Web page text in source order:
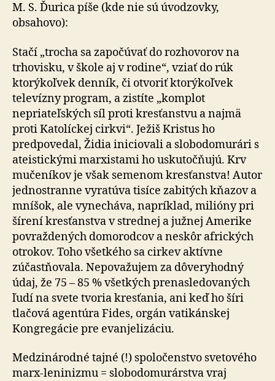
M. S. Ďurica píše (kde nie sú úvodzovky,
obsahovo):
Stačí „trocha sa započúvať do rozhovorov na
trhovisku, v škole aj v rodine“, vziať do rúk
ktorýkoľvek denník, či otvoriť ktorýkoľvek
televízny program, a zistíte „komplot
nepriateľských síl proti kresťanstvu a najmä
proti Katolíckej cirkvi“. Ježiš Kristus ho
predpovedal, Židia iniciovali a slobodomurári s
ateistickými marxistami ho uskutočňujú. Krv
mučeníkov je však semenom kresťanstva! Autor
jednostranne vyratúva tisíce zabitých kňazov a
mníšok, ale vynecháva, napríklad, milióny pri
šírení kresťanstva v strednej a južnej Amerike
povraždených domorodcov a neskôr afrických
otrokov. Toho všetkého sa cirkev aktívne
zúčastňovala. Nepovažujem za dôveryhodný
údaj, že 75 – 85 % všetkých prenasledovaných
ľudí na svete tvoria kresťania, ani keď ho šíri
tlačová agentúra Fides, orgán vatikánskej
Kongregácie pre evanjelizáciu.
Medzinárodné tajné (!) spoločenstvo svetového
marx-leninizmu = slobodomurárstva vraj